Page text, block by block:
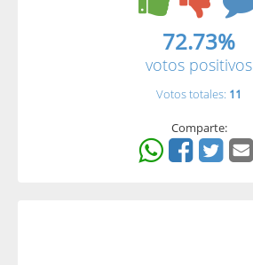
72.73%
votos positivos
Votos totales: 11
Comparte: